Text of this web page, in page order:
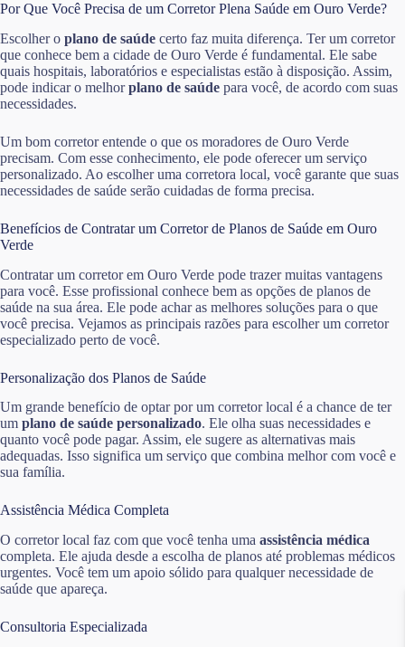
Por Que Você Precisa de um Corretor Plena Saúde em Ouro Verde?
Escolher o plano de saúde certo faz muita diferença. Ter um corretor
que conhece bem a cidade de Ouro Verde é fundamental. Ele sabe
quais hospitais, laboratórios e especialistas estão à disposição. Assim,
pode indicar o melhorplano de saúde para você, de acordo com suas
necessidades.
Um bom corretor entende o que os moradores de Ouro Verde
precisam. Com esse conhecimento, ele pode oferecer um serviço
personalizado. Ao escolher uma corretora local, você garante que suas
necessidades de saúde serão cuidadas de forma precisa.
Benefícios de Contratar um Corretor de Planos de Saúde em Ouro
Verde
Contratar um corretor em Ouro Verde pode trazer muitas vantagens
para você. Esse profissional conhece bem as opções de planos de
saúde na sua área. Ele pode achar as melhores soluções para o que
você precisa. Vejamos as principais razões para escolher um corretor
especializado perto de você.
Personalização dos Planos de Saúde
Um grande benefício de optar por um corretor local é a chance de ter
um plano de saúde personalizado. Ele olha suas necessidades e
quanto você pode pagar. Assim, ele sugere as alternativas mais
adequadas. Isso significa um serviço que combina melhor com você e
sua família.
Assistência Médica Completa
O corretor local faz com que você tenha uma assistência médica
completa. Ele ajuda desde a escolha de planos até problemas médicos
urgentes. Você tem um apoio sólido para qualquer necessidade de
saúde que apareça.
Consultoria Especializada